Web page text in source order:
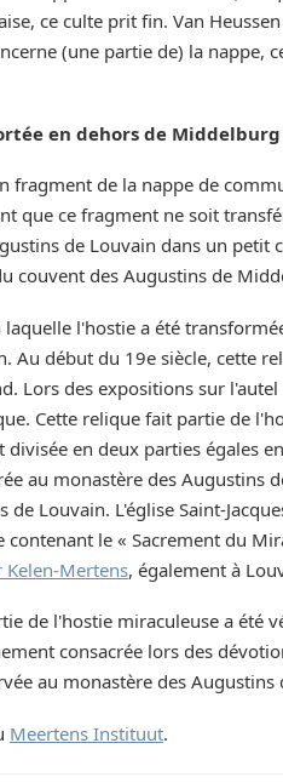
ce culte prit fin. Van
(une partie de) la
en dehors de Middelburg
fragment de la nappe de
que ce fragment ne soit
de Louvain dans un
couvent des Augustins de
l'hostie a été
Au début du 19e siècle, cette
Lors des expositions sur
Cette relique fait partie de
en deux parties égales
au monastère des Augustins
de Louvain. L'église Saint-
le « Sacrement du
Kelen-Mertens, également à
de l'hostie miraculeuse a été
consacrée lors des
au monastère des Augustins
Meertens Instituut.